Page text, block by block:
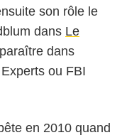
son rôle le
dans Le
dans
ou FBI
en 2010 quand